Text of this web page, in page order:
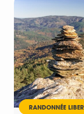
RANDONNÉE